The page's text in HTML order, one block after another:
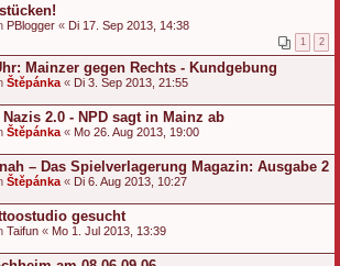
PBlogger « Di 17. Sep 2013, 14:38
1 2
Mainzer gegen Rechts - Kundgebung
Štěpánka « Di 3. Sep 2013, 21:55
2.0 - NPD sagt in Mainz ab
Štěpánka « Mo 26. Aug 2013, 19:00
– Das Spielverlagerung Magazin: Ausgabe 2
Štěpánka « Di 6. Aug 2013, 10:27
gesucht
Taifun « Mo 1. Jul 2013, 13:39